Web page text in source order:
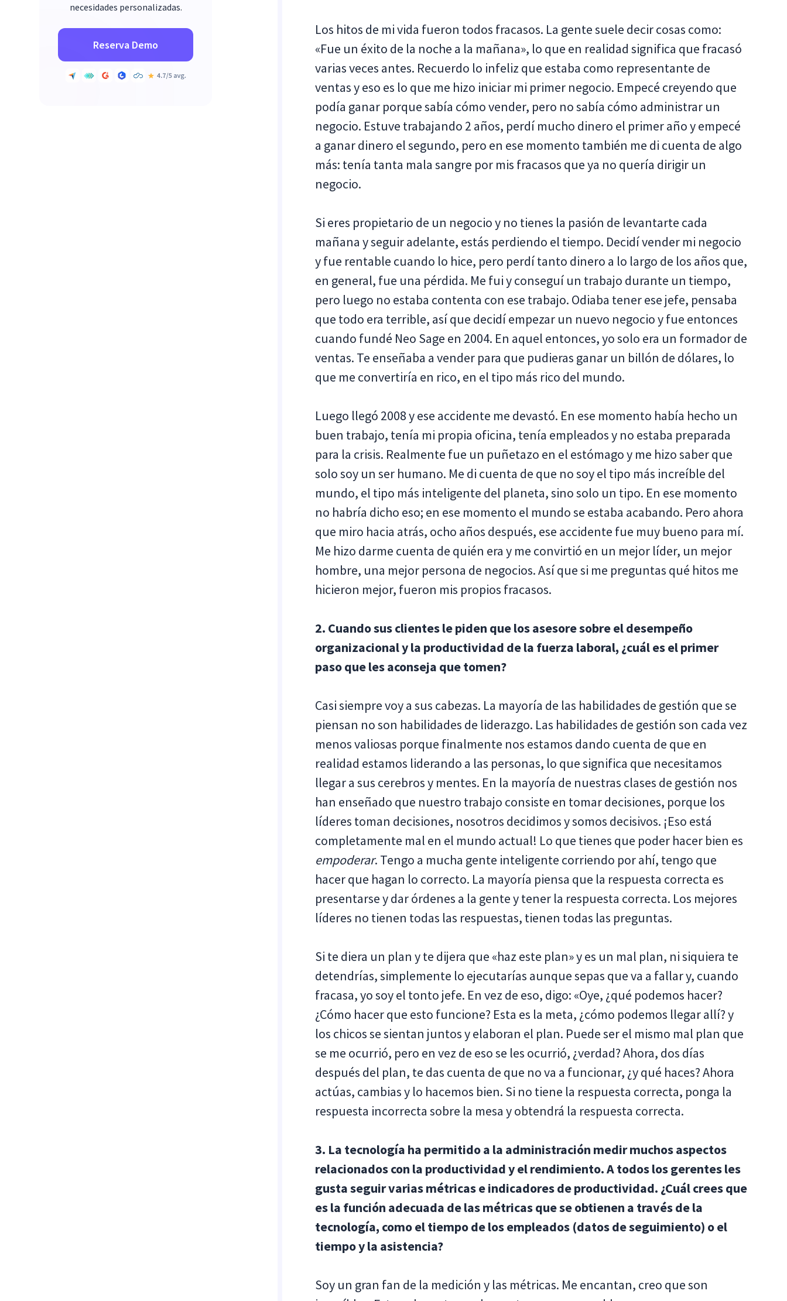
necesidades personalizadas.
Reserva Demo
Los hitos de mi vida fueron todos fracasos. La gente suele decir cosas como:
«Fue un éxito de la noche a la mañana», lo que en realidad significa que fracasó
varias veces antes. Recuerdo lo infeliz que estaba como representante de
ventas y eso es lo que me hizo iniciar mi primer negocio. Empecé creyendo que
podía ganar porque sabía cómo vender, pero no sabía cómo administrar un
negocio. Estuve trabajando 2 años, perdí mucho dinero el primer año y empecé
a ganar dinero el segundo, pero en ese momento también me di cuenta de algo
más: tenía tanta mala sangre por mis fracasos que ya no quería dirigir un
negocio.
Si eres propietario de un negocio y no tienes la pasión de levantarte cada
mañana y seguir adelante, estás perdiendo el tiempo. Decidí vender mi negocio
y fue rentable cuando lo hice, pero perdí tanto dinero a lo largo de los años que,
en general, fue una pérdida. Me fui y conseguí un trabajo durante un tiempo,
pero luego no estaba contenta con ese trabajo. Odiaba tener ese jefe, pensaba
que todo era terrible, así que decidí empezar un nuevo negocio y fue entonces
cuando fundé Neo Sage en 2004. En aquel entonces, yo solo era un formador de
ventas. Te enseñaba a vender para que pudieras ganar un billón de dólares, lo
que me convertiría en rico, en el tipo más rico del mundo.
Luego llegó 2008 y ese accidente me devastó. En ese momento había hecho un
buen trabajo, tenía mi propia oficina, tenía empleados y no estaba preparada
para la crisis. Realmente fue un puñetazo en el estómago y me hizo saber que
solo soy un ser humano. Me di cuenta de que no soy el tipo más increíble del
mundo, el tipo más inteligente del planeta, sino solo un tipo. En ese momento
no habría dicho eso; en ese momento el mundo se estaba acabando. Pero ahora
que miro hacia atrás, ocho años después, ese accidente fue muy bueno para mí.
Me hizo darme cuenta de quién era y me convirtió en un mejor líder, un mejor
hombre, una mejor persona de negocios. Así que si me preguntas qué hitos me
hicieron mejor, fueron mis propios fracasos.
2. Cuando sus clientes le piden que los asesore sobre el desempeño
organizacional y la productividad de la fuerza laboral, ¿cuál es el primer
paso que les aconseja que tomen?
Casi siempre voy a sus cabezas. La mayoría de las habilidades de gestión que se
piensan no son habilidades de liderazgo. Las habilidades de gestión son cada vez
menos valiosas porque finalmente nos estamos dando cuenta de que en
realidad estamos liderando a las personas, lo que significa que necesitamos
llegar a sus cerebros y mentes. En la mayoría de nuestras clases de gestión nos
han enseñado que nuestro trabajo consiste en tomar decisiones, porque los
líderes toman decisiones, nosotros decidimos y somos decisivos. ¡Eso está
completamente mal en el mundo actual! Lo que tienes que poder hacer bien es
empoderar. Tengo a mucha gente inteligente corriendo por ahí, tengo que
hacer que hagan lo correcto. La mayoría piensa que la respuesta correcta es
presentarse y dar órdenes a la gente y tener la respuesta correcta. Los mejores
líderes no tienen todas las respuestas, tienen todas las preguntas.
Si te diera un plan y te dijera que «haz este plan» y es un mal plan, ni siquiera te
detendrías, simplemente lo ejecutarías aunque sepas que va a fallar y, cuando
fracasa, yo soy el tonto jefe. En vez de eso, digo: «Oye, ¿qué podemos hacer?
¿Cómo hacer que esto funcione? Esta es la meta, ¿cómo podemos llegar allí? y
los chicos se sientan juntos y elaboran el plan. Puede ser el mismo mal plan que
se me ocurrió, pero en vez de eso se les ocurrió, ¿verdad? Ahora, dos días
después del plan, te das cuenta de que no va a funcionar, ¿y qué haces? Ahora
actúas, cambias y lo hacemos bien. Si no tiene la respuesta correcta, ponga la
respuesta incorrecta sobre la mesa y obtendrá la respuesta correcta.
3. La tecnología ha permitido a la administración medir muchos aspectos
relacionados con la productividad y el rendimiento. A todos los gerentes les
gusta seguir varias métricas e indicadores de productividad. ¿Cuál crees que
es la función adecuada de las métricas que se obtienen a través de la
tecnología, como el tiempo de los empleados (datos de seguimiento) o el
tiempo y la asistencia?
Soy un gran fan de la medición y las métricas. Me encantan, creo que son